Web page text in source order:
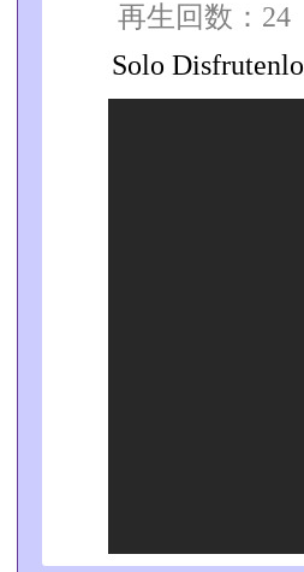
再生回数：
Solo Disfrutenlo